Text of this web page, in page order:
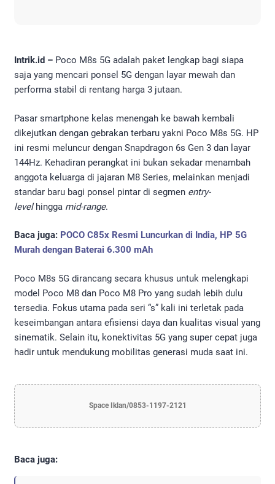
Intrik.id – Poco M8s 5G adalah paket lengkap bagi siapa
saja yang mencari ponsel 5G dengan layar mewah dan
performa stabil di rentang harga 3 jutaan.
Pasar smartphone kelas menengah ke bawah kembali
dikejutkan dengan gebrakan terbaru yakni Poco M8s 5G. HP
ini resmi meluncur dengan Snapdragon 6s Gen 3 dan layar
144Hz. Kehadiran perangkat ini bukan sekadar menambah
anggota keluarga di jajaran M8 Series, melainkan menjadi
standar baru bagi ponsel pintar di segmen entry-
levelhingga mid-range.
Baca juga: POCO C85x Resmi Luncurkan di India, HP 5G
Murah dengan Baterai 6.300 mAh
Poco M8s 5G dirancang secara khusus untuk melengkapi
model Poco M8 dan Poco M8 Pro yang sudah lebih dulu
tersedia. Fokus utama pada seri “s” kali ini terletak pada
keseimbangan antara efisiensi daya dan kualitas visual yang
sinematik. Selain itu, konektivitas 5G yang super cepat juga
hadir untuk mendukung mobilitas generasi muda saat ini.
Space Iklan/0853-1197-2121
Baca juga: